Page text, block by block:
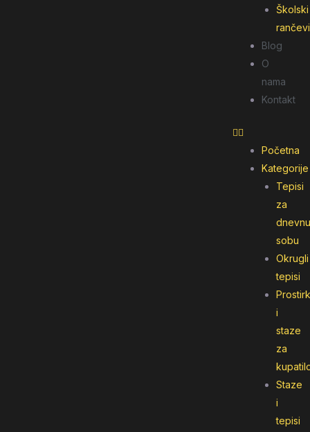
Školski
rančevi
Blog
O
nama
Kontakt
Početna
Kategorije
Tepisi
za
dnevnu
sobu
Okrugli
tepisi
i
staze
za
Staze
i
tepisi